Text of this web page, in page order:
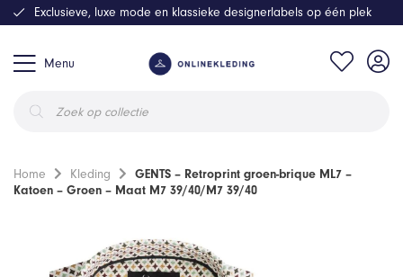
Menu
zoeken
Exclusieve, luxe mode en klassieke designerlabels op één plek
Home Kleding
GENTS – Retroprint groen-brique ML7 –
Katoen – Groen – Maat M7 39/40/M7 39/40